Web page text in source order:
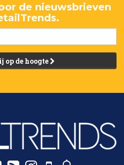
de nieuwsbrieven
op de hoogte